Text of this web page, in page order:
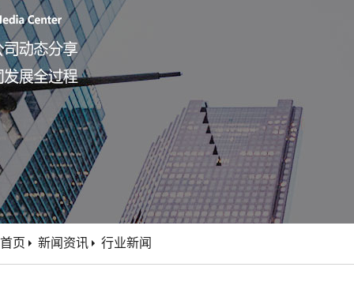
首页 新闻资讯 行业新闻